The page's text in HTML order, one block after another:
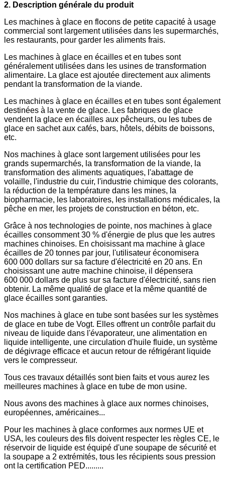
2. Description générale du produit
Les machines à glace en flocons de petite capacité à usage
commercial sont largement utilisées dans les supermarchés,
les restaurants, pour garder les aliments frais.
Les machines à glace en écailles et en tubes sont
généralement utilisées dans les usines de transformation
alimentaire. La glace est ajoutée directement aux aliments
pendant la transformation de la viande.
Les machines à glace en écailles et en tubes sont également
destinées à la vente de glace. Les fabriques de glace
vendent la glace en écailles aux pêcheurs, ou les tubes de
glace en sachet aux cafés, bars, hôtels, débits de boissons,
etc.
Nos machines à glace sont largement utilisées pour les
grands supermarchés, la transformation de la viande, la
transformation des aliments aquatiques, l'abattage de
volaille, l'industrie du cuir, l'industrie chimique des colorants,
la réduction de la température dans les mines, la
biopharmacie, les laboratoires, les installations médicales, la
pêche en mer, les projets de construction en béton, etc.
Grâce à nos technologies de pointe, nos machines à glace
écailles consomment 30 % d'énergie de plus que les autres
machines chinoises. En choisissant ma machine à glace
écailles de 20 tonnes par jour, l'utilisateur économisera
600 000 dollars sur sa facture d'électricité en 20 ans. En
choisissant une autre machine chinoise, il dépensera
600 000 dollars de plus sur sa facture d'électricité, sans rien
obtenir. La même qualité de glace et la même quantité de
glace écailles sont garanties.
Nos machines à glace en tube sont basées sur les systèmes
de glace en tube de Vogt. Elles offrent un contrôle parfait du
niveau de liquide dans l'évaporateur, une alimentation en
liquide intelligente, une circulation d'huile fluide, un système
de dégivrage efficace et aucun retour de réfrigérant liquide
vers le compresseur.
Tous ces travaux détaillés sont bien faits et vous aurez les
meilleures machines à glace en tube de mon usine.
Nous avons des machines à glace aux normes chinoises,
européennes, américaines...
Pour les machines à glace conformes aux normes UE et
USA, les couleurs des fils doivent respecter les règles CE, le
réservoir de liquide est équipé d'une soupape de sécurité et
la soupape a 2 extrémités, tous les récipients sous pression
ont la certification PED.........